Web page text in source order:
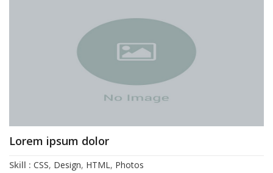
Lorem ipsum dolor
Skill : CSS, Design, HTML, Photos